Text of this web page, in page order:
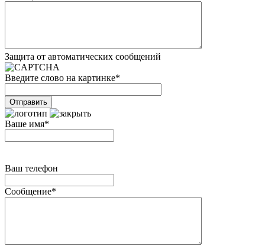
Защита от автоматических сообщений
Введите слово на картинке*
Ваше имя*
Ваш телефон
Сообщение*